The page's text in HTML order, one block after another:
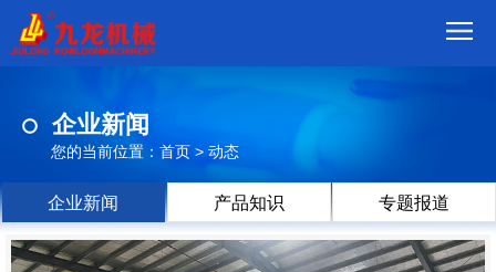
品
视
企业新闻
您的当前位置： 首页 > 动态
企业新闻 产品知识 专题报道